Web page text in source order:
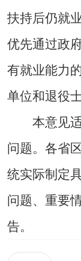
扶持后仍就
优先通过政
有就业能力
单位和退役
本意见适
问题。各省
统实际制定
问题、重要
告。